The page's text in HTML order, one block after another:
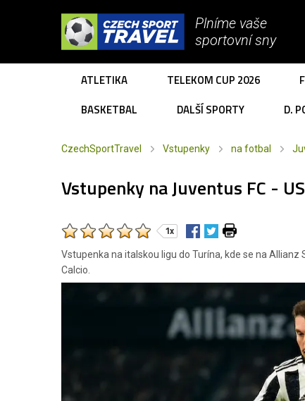
Plníme vaše
sportovní sny
ATLETIKA TELEKOM CUP 2026
BASKETBAL
DALŠÍ SPORTY D.
CzechSportTravel Vstupenky na fotbal
Vstupenky na Juventus FC -
1x
Vstupenka na italskou ligu do Turína, kde se na
Calcio.